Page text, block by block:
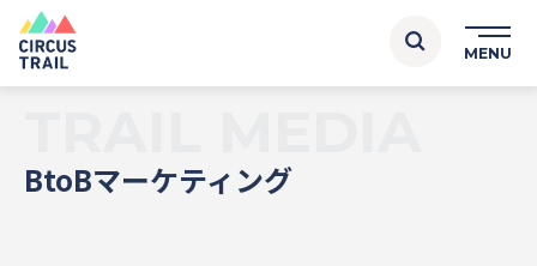
BtoBマーケティング